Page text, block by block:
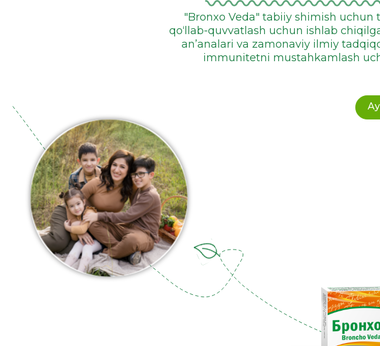
"Bronxo Veda" tabiiy shimish uchun
qo‘llab-quvvatlash uchun ishlab
an’analari va zamonaviy ilmiy
immunitetni mustahkamlash